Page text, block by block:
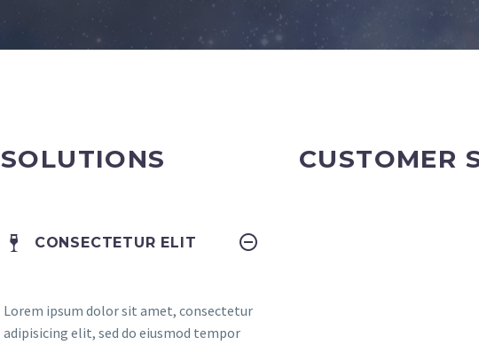
SOLUTIONS
CONSECTETUR ELIT
Lorem ipsum dolor sit amet, consectetur
adipisicing elit, sed do eiusmod tempor
CUSTOMER